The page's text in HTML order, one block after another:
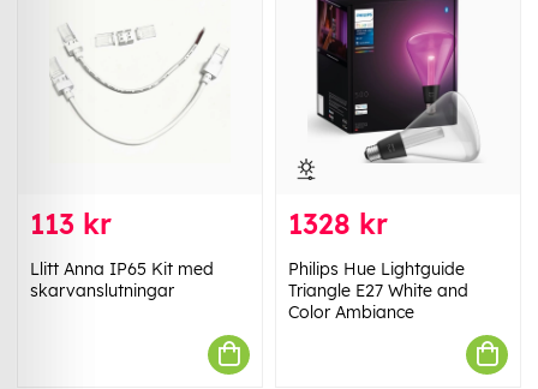
113 kr
Llitt Anna IP65 Kit med
skarvanslutningar
1328 kr
Philips Hue Lightguide
Triangle E27 White and
Color Ambiance